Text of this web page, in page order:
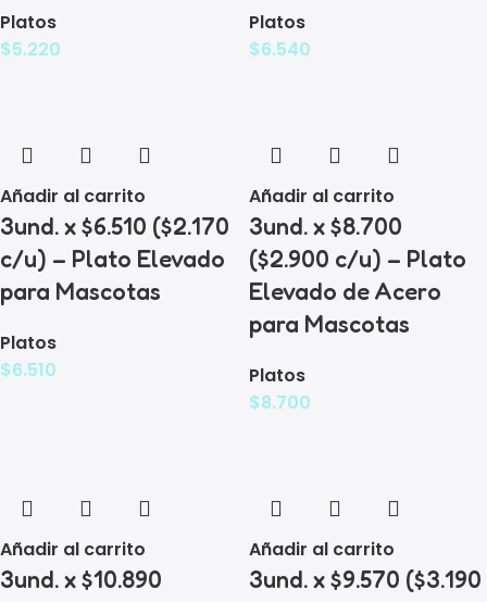
Platos
$5.220
Platos
$6.540
Añadir al carrito
3und. x $6.510 ($2.170
c/u) – Plato Elevado
para Mascotas
Platos
$6.510
Añadir al carrito
3und. x $8.700
($2.900 c/u) – Plato
Elevado de Acero
para Mascotas
Platos
$8.700
Añadir al carrito
3und. x $10.890
Añadir al carrito
3und. x $9.570 ($3.190